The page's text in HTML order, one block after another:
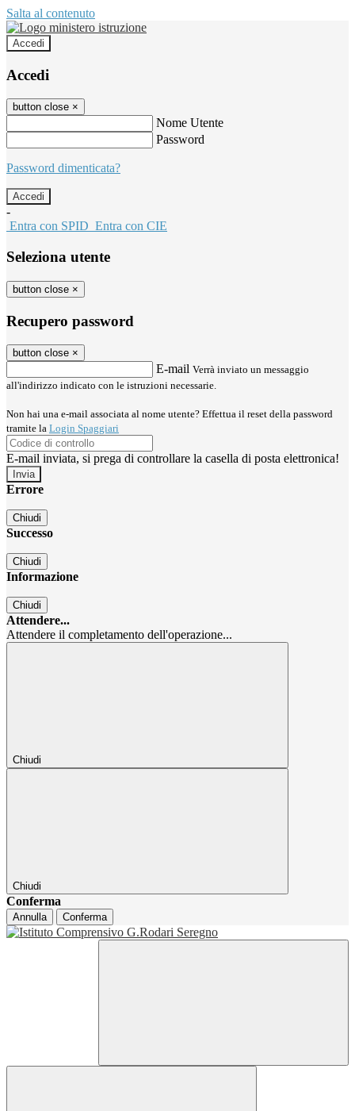
Salta al contenuto
Accedi
Accedi
button close ×
Nome Utente
Password
Password dimenticata?
-
Entra con SPID Entra con CIE
Seleziona utente
button close ×
Recupero password
button close ×
E-mail Verrà inviato un messaggio
all'indirizzo indicato con le istruzioni necessarie.
Non hai una e-mail associata al nome utente? Effettua il reset della password
tramite la Login Spaggiari
E-mail inviata, si prega di controllare la casella di posta elettronica!
Errore
Chiudi
Successo
Chiudi
Informazione
Chiudi
Attendere...
Attendere il completamento dell'operazione...
Chiudi
Chiudi
Conferma
Annulla Conferma